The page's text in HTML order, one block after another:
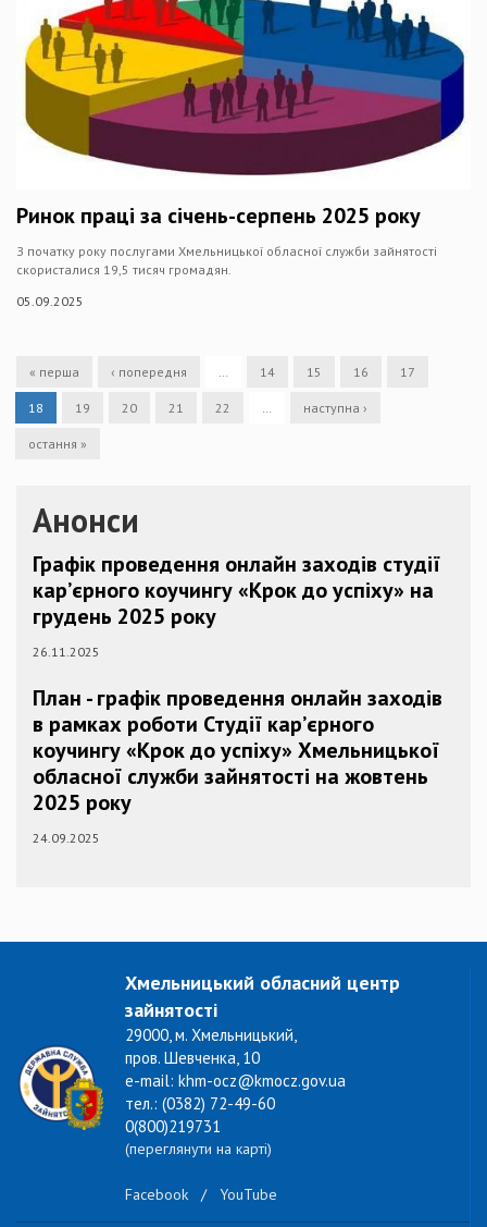
Ринок праці за січень-серпень 2025 року
З початку року послугами Хмельницької обласної служби зайнятості
скористалися 19,5 тисяч громадян.
05.09.2025
« перша ‹ попередня 14 15 16 17
18 19 20 21 22 наступна ›
остання »
Анонси
Графік проведення онлайн заходів студії
кар’єрного коучингу «Крок до успіху» на
грудень 2025 року
26.11.2025
План - графік проведення онлайн заходів
в рамках роботи Студії кар’єрного
коучингу «Крок до успіху» Хмельницької
обласної служби зайнятості на жовтень
2025 року
24.09.2025
Хмельницький обласний центр
зайнятості
29000, м. Хмельницький,
пров. Шевченка, 10
e-mail: khm-ocz@kmocz.gov.ua
тел.: (0382) 72-49-60
0(800)219731
(переглянути на карті)
Facebook / YouTube